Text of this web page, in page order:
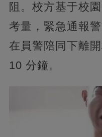
阻。校方基于校
考量，緊急通報
在員警陪同下離
10 分鐘。